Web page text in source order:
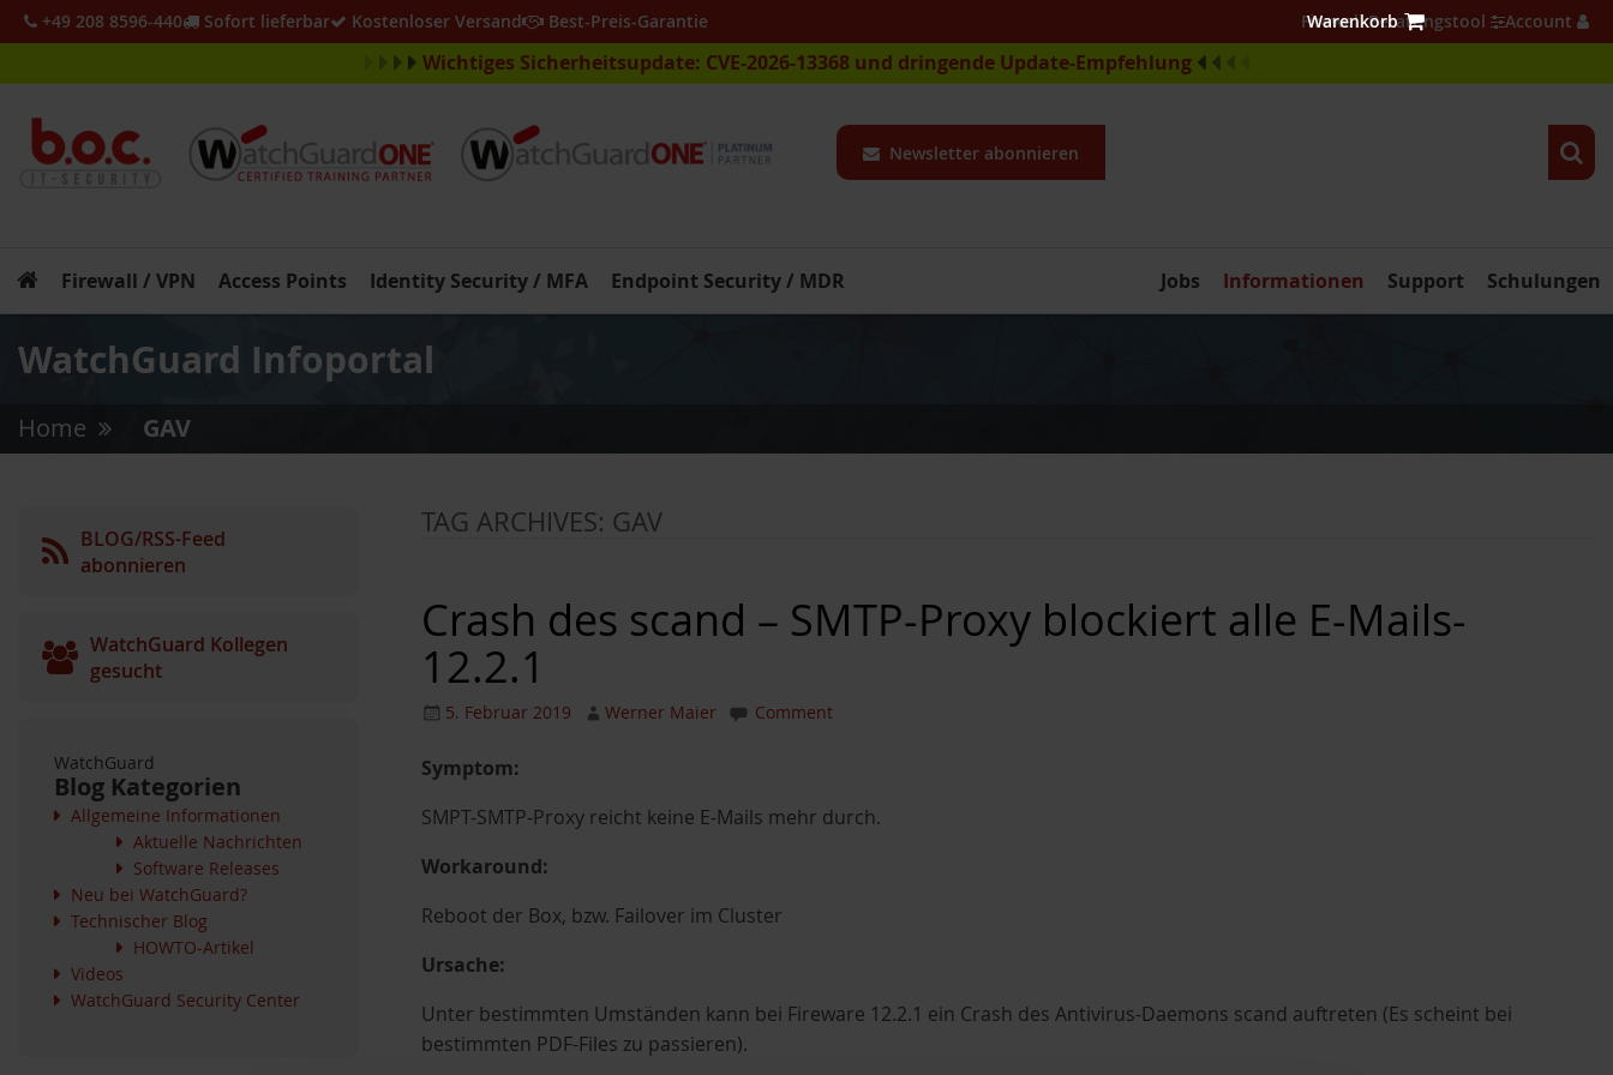
Wichtiges Sicherheitsupdate: CVE-2026-13368 und dringende Update-Empfehlung
Newsletter abonnieren
+49 208 8596-440 Sofort lieferbar Kostenloser Versand Best-Preis-Garantie Firewall Beratungstool Account
Firewall / VPN Access Points Identity Security / MFA Endpoint Security / MDR Schulungen
Support
Informationen
Jobs
WatchGuard Infoportal
Home GAV
TAG ARCHIVES: GAV
Crash des scand – SMTP-Proxy blockiert alle E-Mails-
12.2.1
5. Februar 2019 Werner Maier Comment
Symptom:
SMPT-SMTP-Proxy reicht keine E-Mails mehr durch.
Workaround:
Reboot der Box, bzw. Failover im Cluster
Ursache:
Unter bestimmten Umständen kann bei Fireware 12.2.1 ein Crash des Antivirus-Daemons scand auftreten (Es scheint bei
bestimmten PDF-Files zu passieren).
BLOG/RSS-Feed
abonnieren
WatchGuard Kollegen
gesucht
WatchGuard
Blog Kategorien
Allgemeine Informationen
Aktuelle Nachrichten
Software Releases
Neu bei WatchGuard?
Technischer Blog
HOWTO-Artikel
Videos
WatchGuard Security Center